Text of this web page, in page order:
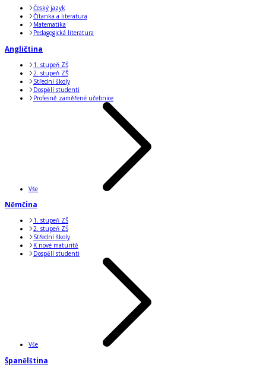
Český jazyk
Čítanka a literatura
Matematika
Pedagogická literatura
Angličtina
1. stupeň ZŠ
2. stupeň ZŠ
Střední školy
Dospělí studenti
Profesně zaměřené učebnice
Vše
Němčina
1. stupeň ZŠ
2. stupeň ZŠ
Střední školy
K nové maturitě
Dospělí studenti
Vše
Španělština